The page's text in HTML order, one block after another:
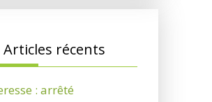
Articles récents
: arrêté